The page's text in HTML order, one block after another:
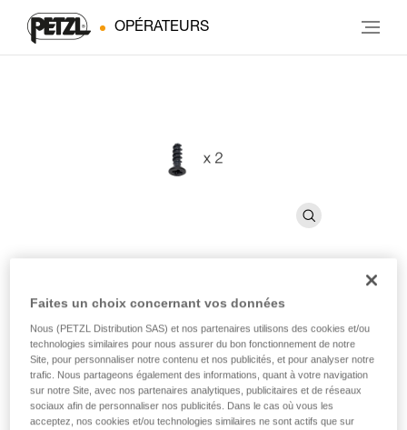
OPÉRATEURS
Vis CAPTIV ADJUST
Vis de rechange pour CAPTIV ADJUST (pack de 2)
Vis de rechange pour barrette de maintien CAPTIV ADJUST,
livrées par 2.
Faites un choix concernant vos données
Nous (PETZL Distribution SAS) et nos partenaires utilisons des cookies et/ou
technologies similaires pour nous assurer du bon fonctionnement de notre
Site, pour personnaliser notre contenu et nos publicités, et pour analyser notre
trafic. Nous partageons également des informations, quant à votre navigation
sur notre Site, avec nos partenaires analytiques, publicitaires et de réseaux
sociaux afin de personnaliser nos publicités. Dans le cas où vous les
acceptez, nos cookies et/ou technologies similaires ne sont actifs que sur